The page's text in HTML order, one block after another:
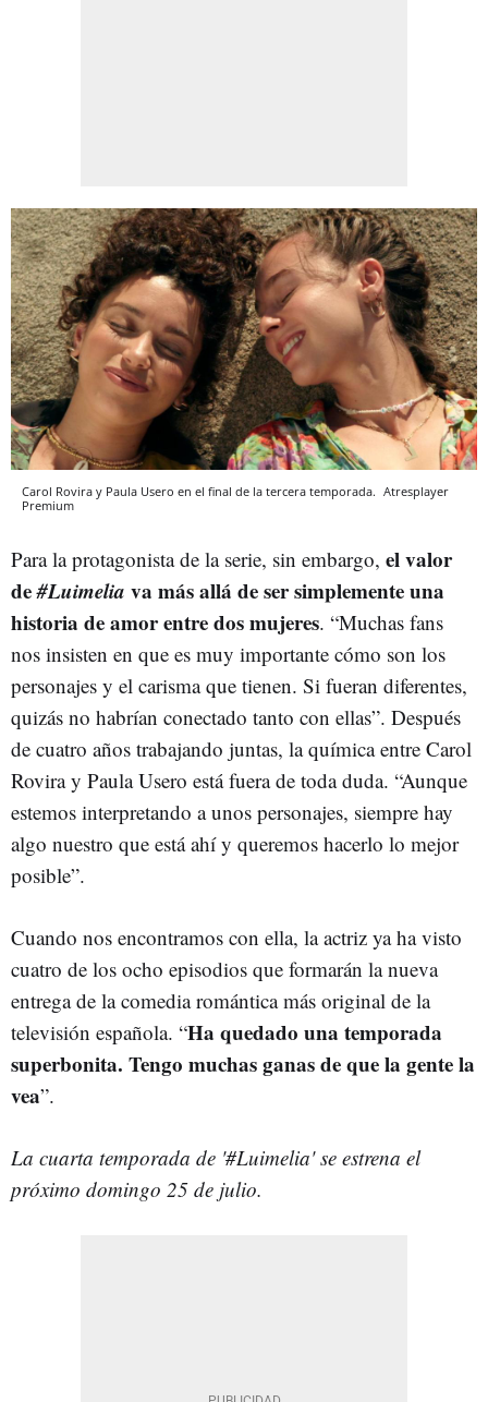
Carol Rovira y Paula Usero en el final de la tercera temporada. Atresplayer
Premium
Para la protagonista de la serie, sin embargo, el valor
de#Luimelia va más allá de ser simplemente una
historia de amor entre dos mujeres. “Muchas fans
nos insisten en que es muy importante cómo son los
personajes y el carisma que tienen. Si fueran diferentes,
quizás no habrían conectado tanto con ellas”. Después
de cuatro años trabajando juntas, la química entre Carol
Rovira y Paula Usero está fuera de toda duda. “Aunque
estemos interpretando a unos personajes, siempre hay
algo nuestro que está ahí y queremos hacerlo lo mejor
posible”.
Cuando nos encontramos con ella, la actriz ya ha visto
cuatro de los ocho episodios que formarán la nueva
entrega de la comedia romántica más original de la
televisión española. “Ha quedado una temporada
superbonita. Tengo muchas ganas de que la gente la
vea”.
La cuarta temporada de '#Luimelia' se estrena el
próximo domingo 25 de julio.